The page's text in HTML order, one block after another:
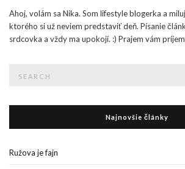
Ahoj, volám sa Nika. Som lifestyle blogerka a
ktorého si už neviem predstaviť deň. Písanie
srdcovka a vždy ma upokojí. :) Prajem vám
Najnovšie články
Ružova je fajn